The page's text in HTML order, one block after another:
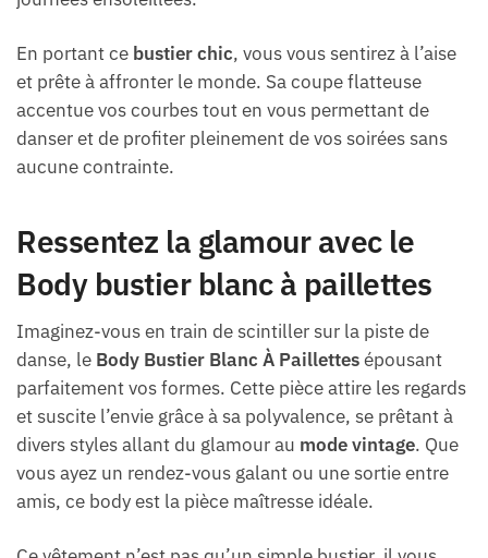
En portant ce bustier chic, vous vous sentirez à l’aise
et prête à affronter le monde. Sa coupe flatteuse
accentue vos courbes tout en vous permettant de
danser et de profiter pleinement de vos soirées sans
aucune contrainte.
Ressentez la glamour avec le
Body bustier blanc à paillettes
Imaginez-vous en train de scintiller sur la piste de
danse, le Body Bustier Blanc À Paillettesépousant
parfaitement vos formes. Cette pièce attire les regards
et suscite l’envie grâce à sa polyvalence, se prêtant à
divers styles allant du glamour au mode vintage. Que
vous ayez un rendez-vous galant ou une sortie entre
amis, ce body est la pièce maîtresse idéale.